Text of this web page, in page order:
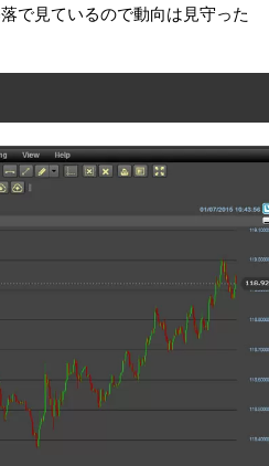
で見ているので動向は見守った